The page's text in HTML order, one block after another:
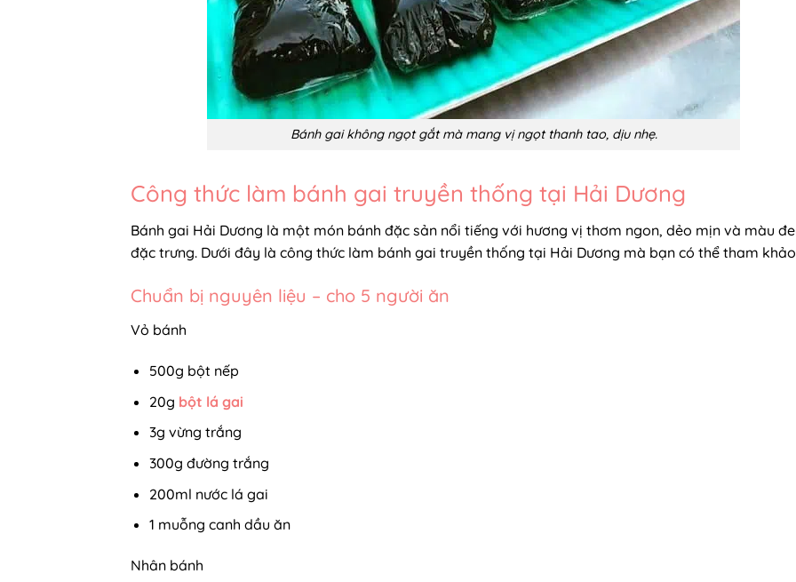
Bánh gai không ngọt gắt mà mang vị ngọt thanh tao, dịu nhẹ.
Công thức làm bánh gai truyền thống tại Hải Dương
Bánh gai Hải Dương là một món bánh đặc sản nổi tiếng với hương vị thơm ngon, dẻo mịn và màu
đặc trưng. Dưới đây là công thức làm bánh gai truyền thống tại Hải Dương mà bạn có thể tham khảo
Chuẩn bị nguyên liệu – cho 5 người ăn
Vỏ bánh
500g bột nếp
20g bột lá gai
3g vừng trắng
300g đường trắng
200ml nước lá gai
1 muỗng canh dầu ăn
Nhân bánh